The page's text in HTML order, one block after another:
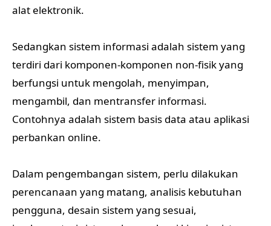
alat elektronik.
Sedangkan sistem informasi adalah sistem yang
terdiri dari komponen-komponen non-fisik yang
berfungsi untuk mengolah, menyimpan,
mengambil, dan mentransfer informasi.
Contohnya adalah sistem basis data atau aplikasi
perbankan online.
Dalam pengembangan sistem, perlu dilakukan
perencanaan yang matang, analisis kebutuhan
pengguna, desain sistem yang sesuai,